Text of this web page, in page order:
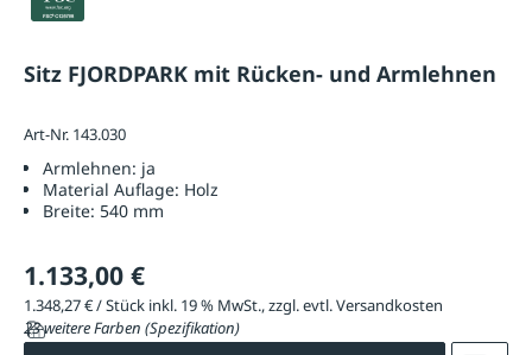
Sitz FJORDPARK mit Rücken- und Armlehnen
Art-Nr. 143.030
Armlehnen: ja
Material Auflage: Holz
Breite: 540 mm
1.133,00 €
1.348,27 € / Stück inkl. 19 % MwSt., zzgl. evtl. Versandkosten
23 weitere Farben (Spezifikation)